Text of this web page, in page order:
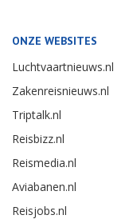
ONZE WEBSITES
Luchtvaartnieuws.nl
Zakenreisnieuws.nl
Triptalk.nl
Reisbizz.nl
Reismedia.nl
Aviabanen.nl
Reisjobs.nl